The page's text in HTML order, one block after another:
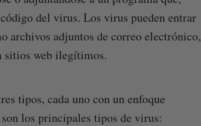
del virus. Los virus pueden entrar
archivos adjuntos de correo electrónico,
sitios web ilegítimos.
tipos, cada uno con un enfoque
los principales tipos de virus: